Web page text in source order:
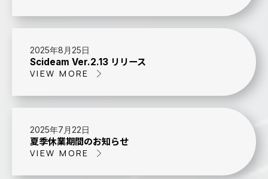
2025年8月25日
Scideam Ver.2.13 リリース
VIEW MORE
2025年7月22日
夏季休業期間のお知らせ
VIEW MORE